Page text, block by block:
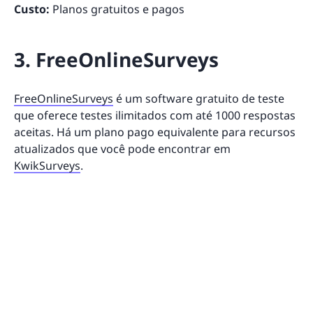
Custo: Planos gratuitos e pagos
3. FreeOnlineSurveys
FreeOnlineSurveys é um software gratuito de teste
que oferece testes ilimitados com até 1000 respostas
aceitas. Há um plano pago equivalente para recursos
atualizados que você pode encontrar em
KwikSurveys.